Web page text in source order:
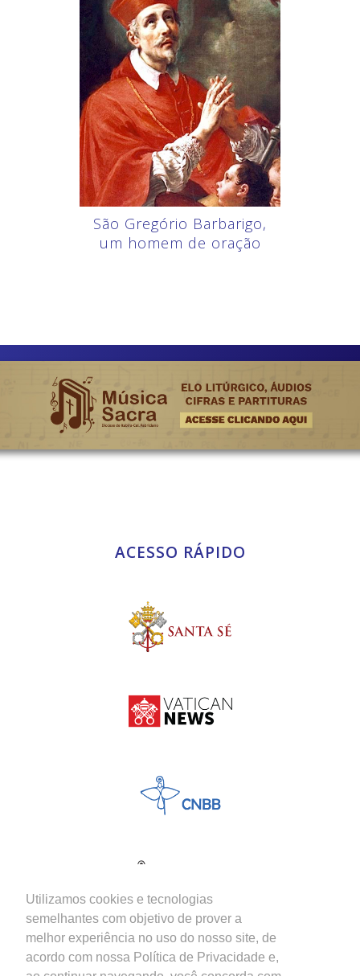
Utilizamos cookies e tecnologias
semelhantes com objetivo de prover a
melhor experiência no uso do nosso site, de
acordo com nossa Política de Privacidade e,
São Gregório Barbarigo,
um homem de oração
ACESSO RÁPIDO